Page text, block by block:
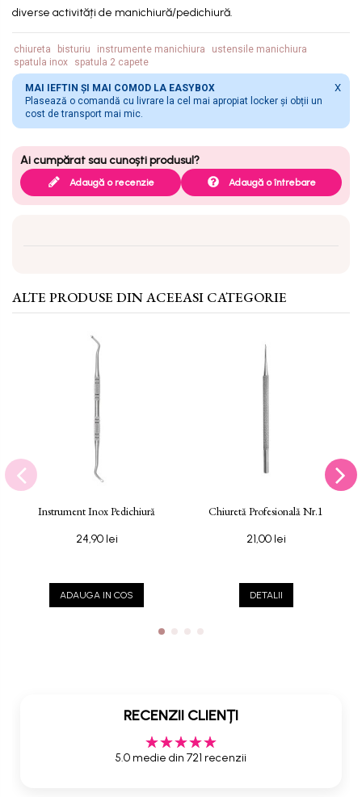
diverse activități de manichiură/pedichiură.
chiureta bisturiu instrumente manichiura
ustensile manichiura
spatula inox
spatula 2 capete
MAI IEFTIN ȘI MAI COMOD LA EASYBOX
Plasează o comandă cu livrare la cel mai apropiat locker și obții un
cost de transport mai mic.
X
Adaugă o recenzie Adaugă o întrebare
ALTE PRODUSE DIN ACEEASI CATEGORIE
Instrument Inox Pedichiură
24,90 lei
ADAUGA IN COS
Chiuretă Profesională Nr.1
21,00 lei
DETALII
RECENZII CLIENȚI
5.0 medie din 721 recenzii